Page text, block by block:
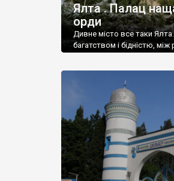
Ялта . Палац
орди
Дивне місто все таки
багатством і бідністю,